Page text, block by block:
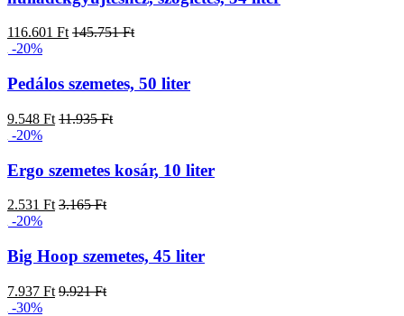
116.601 Ft 145.751 Ft
-20%
Pedálos szemetes, 50 liter
9.548 Ft 11.935 Ft
-20%
Ergo szemetes kosár, 10 liter
2.531 Ft 3.165 Ft
-20%
Big Hoop szemetes, 45 liter
7.937 Ft 9.921 Ft
-30%